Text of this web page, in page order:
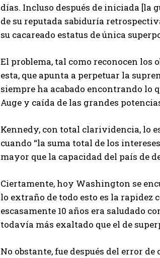
días. Incluso después de iniciada [la
de su reputada sabiduría
su cacareado estatus de única
El problema, tal como reconocen los
esta, que apunta a perpetuar la
siempre ha acabado encontrando lo
Auge y caída de las grandes
Kennedy, con total clarividencia, lo
cuando “la suma total de los
mayor que la capacidad del país de
Ciertamente, hoy Washington se
lo extraño de todo esto es la rapidez
escasamente 10 años era saludado
todavía más exaltado que el de
No obstante, fue después del error